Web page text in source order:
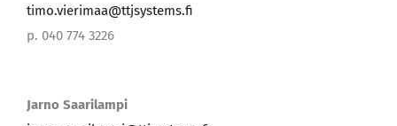
timo.vierimaa@ttjsystems.fi
p. 040 774 3226
Jarno Saarilampi